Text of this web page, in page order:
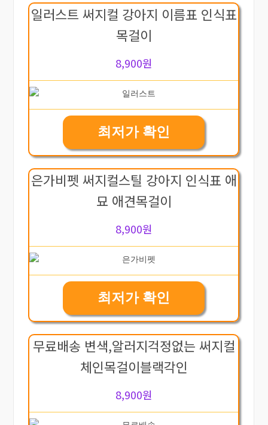
일러스트 써지컬 강아지 이름표 인식표
목걸이
8,900원
최저가 확인
은가비펫 써지컬스틸 강아지 인식표 애
묘 애견목걸이
8,900원
최저가 확인
무료배송 변색,알러지걱정없는 써지컬
체인목걸이블랙각인
8,900원